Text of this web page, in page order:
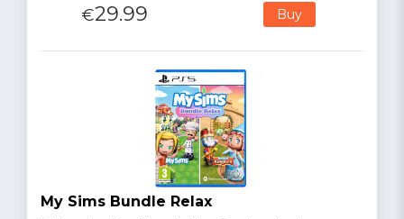
€29.99 Buy
My Sims Bundle Relax